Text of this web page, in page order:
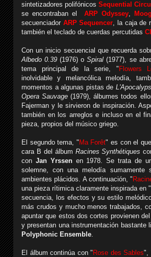
sintetizadores polifónicosSequential
se encontraban el
ARP Odyssey,
secuenciador ARP Sequencer, la caja de
también el teclado de cuerdas percutidas
Con un inicio secuencial que recuerda
Albedo 0.39 (1976) oSpiral (1977), se
tema principal de la serie, " Flowers
inolvidable y melancólica melodía,
momentos a algunas pistas de
Opera Sauvage (1979), álbumes todos
Fajerman y le sirvieron de inspiración.
también en los arreglos e incluso en el
pieza, propios del músico griego.
El segundo tema, " Ma Forêt" es con el
cara B del álbum Racines Synthétiques
con Jan Yrssenen 1978. Se trata de
solemne, con una melodía sumamente
ambientes plácidos. A continuación, "
una pieza rítimica claramente inspirada en "
secuencia, los efectos y su estilo
más crudos y mucho menos trabajados,
apuntar que estos dos cortes provienen
y presentan una instrumentación bastante
Polyphonic Ensemble.
El álbum continúa con " Rose des Sables",